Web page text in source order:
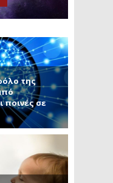
της
ποινές σε